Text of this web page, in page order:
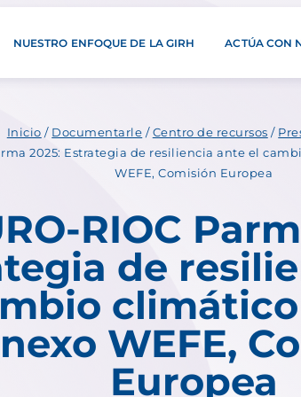
NUESTRO ENFOQUE DE LA GIRH ACTÚA CON
Inicio / Documentarle /Centro de recursos /
2025: Estrategia de resiliencia ante el
WEFE, Comisión Europea
RIOC
de
climático
WEFE,
Europea